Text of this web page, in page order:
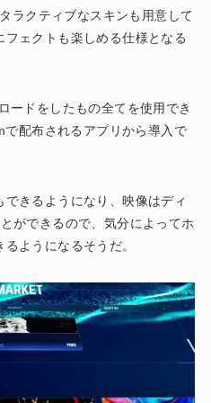
ラクティブなスキンも用意して
ェクトも楽しめる仕様となる
ードをしたもの全てを使用でき
配布されるアプリから導入で
きるようになり、映像はディ
ができるので、気分によってホ
ようになるそうだ。